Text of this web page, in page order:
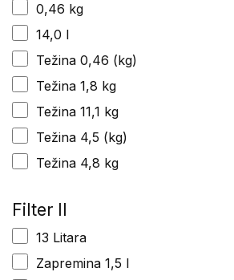
0,46 kg
14,0 l
Težina 0,46 (kg)
Težina 1,8 kg
Težina 11,1 kg
Težina 4,5 (kg)
Težina 4,8 kg
Filter II
13 Litara
Zapremina 1,5 l